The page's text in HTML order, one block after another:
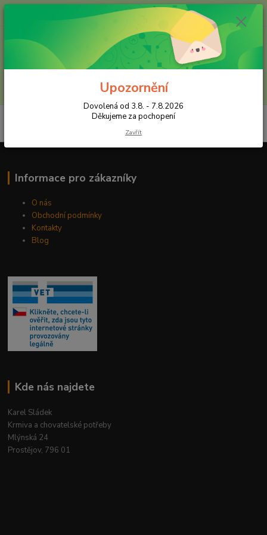
(Po-Pá, 8:30-16 hod.)
Informace pro zákazníky
O nás
Obchodní podmínky
Kontakty
Blog
Kde nás najdete
Karel Sládek
Krmiva a chovatelské potřeby
Mlýnská 24
Prostějov, 796 01
Upozornění
Dovolená od 3.8. - 7.8.2026
Děkujeme za pochopení
Zavřít